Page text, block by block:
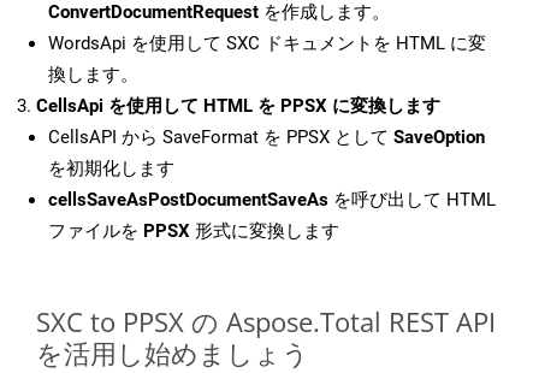
ConvertDocumentRequest を作成します。
WordsApi を使用して SXC ドキュメントを HTML に変
換します。
CellsApi を使用して HTML を PPSX に変換します
CellsAPI から SaveFormat を PPSX として SaveOption
を初期化します
cellsSaveAsPostDocumentSaveAs を呼び出して HTML
ファイルを PPSX 形式に変換します
SXC to PPSX の Aspose.Total REST API
を活用し始めましょう